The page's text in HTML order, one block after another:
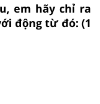
em hãy chỉ ra
động từ đó: (1